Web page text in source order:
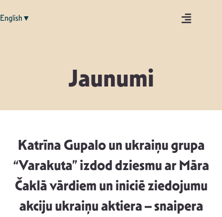
English▼
Jaunumi
Katrīna Gupalo un ukraiņu grupa
“Varakuta” izdod dziesmu ar Māra
Čaklā vārdiem un iniciē ziedojumu
akciju ukraiņu aktiera – snaipera